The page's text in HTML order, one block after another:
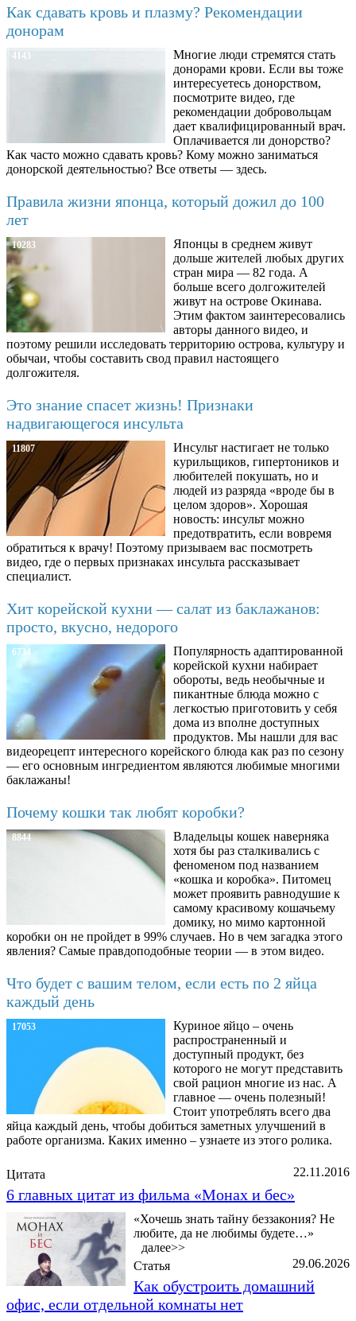
Как сдавать кровь и плазму? Рекомендации
донорам
4143
Многие люди стремятся стать
донорами крови. Если вы тоже
интересуетесь донорством,
посмотрите видео, где
рекомендации добровольцам
дает квалифицированный врач.
Оплачивается ли донорство?
Как часто можно сдавать кровь? Кому можно заниматься
донорской деятельностью? Все ответы — здесь.
Правила жизни японца, который дожил до 100
лет
10283
Японцы в среднем живут
дольше жителей любых других
стран мира — 82 года. А
больше всего долгожителей
живут на острове Окинава.
Этим фактом заинтересовались
авторы данного видео, и
поэтому решили исследовать территорию острова, культуру и
обычаи, чтобы составить свод правил настоящего
долгожителя.
Это знание спасет жизнь! Признаки
надвигающегося инсульта
11807
Инсульт настигает не только
курильщиков, гипертоников и
любителей покушать, но и
людей из разряда «вроде бы в
целом здоров». Хорошая
новость: инсульт можно
предотвратить, если вовремя
обратиться к врачу! Поэтому призываем вас посмотреть
видео, где о первых признаках инсульта рассказывает
специалист.
Хит корейской кухни — салат из баклажанов:
просто, вкусно, недорого
6734
Популярность адаптированной
корейской кухни набирает
обороты, ведь необычные и
пикантные блюда можно с
легкостью приготовить у себя
дома из вполне доступных
продуктов. Мы нашли для вас
видеорецепт интересного корейского блюда как раз по сезону
— его основным ингредиентом являются любимые многими
баклажаны!
Почему кошки так любят коробки?
8844
Владельцы кошек наверняка
хотя бы раз сталкивались с
феноменом под названием
«кошка и коробка». Питомец
может проявить равнодушие к
самому красивому кошачьему
домику, но мимо картонной
коробки он не пройдет в 99% случаев. Но в чем загадка этого
явления? Самые правдоподобные теории — в этом видео.
Что будет с вашим телом, если есть по 2 яйца
каждый день
17053
Куриное яйцо – очень
распространенный и
доступный продукт, без
которого не могут представить
свой рацион многие из нас. А
главное — очень полезный!
Стоит употреблять всего два
яйца каждый день, чтобы добиться заметных улучшений в
работе организма. Каких именно – узнаете из этого ролика.
22.11.2016
Цитата
6 главных цитат из фильма «Монах и бес»
«Хочешь знать тайну беззакония? Не
любите, да не любимы будете…»
далее>>
29.06.2026
Статья
Как обустроить домашний
офис, если отдельной комнаты нет